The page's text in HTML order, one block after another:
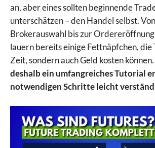
an, aber eines sollten beginnende
unterschätzen – den Handel selbst.
Brokerauswahl bis zur
lauern bereits einige Fettnäpfchen,
Zeit, sondern auch Geld kosten können.
deshalb ein umfangreiches Tutorial
notwendigen Schritte leicht